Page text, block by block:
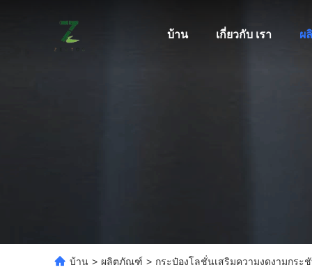
บ้าน เกี่ยวกับ เรา ผ
บ้าน > ผลิตภัณฑ์ > กระป๋องโลชั่นเสริมความงดงามกระ